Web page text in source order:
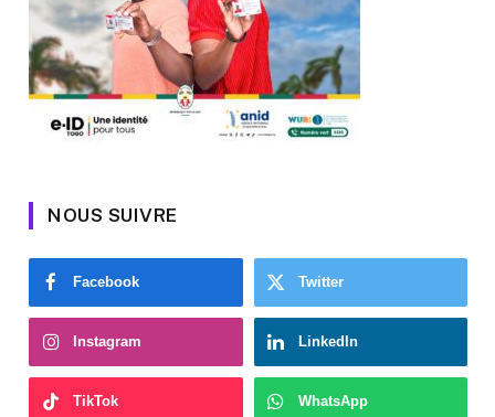
NOUS SUIVRE
Facebook Twitter
Instagram LinkedIn
TikTok WhatsApp